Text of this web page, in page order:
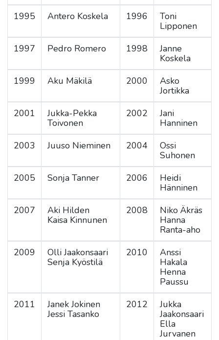
1995
Antero Koskela 1996
Toni
Lipponen
1997
Pedro Romero 1998
Janne
Koskela
1999
Aku Mäkilä 2000
Asko
Jortikka
2001
Jukka-Pekka
Toivonen
2002
Jani
Hanninen
2003
Juuso Nieminen 2004
Ossi
Suhonen
2005
Sonja Tanner 2006
Heidi
Hänninen
2007
Aki Hilden
Kaisa Kinnunen
2008
Niko Äkräs
Hanna
Ranta-aho
2009
Olli Jaakonsaari
Senja Kyöstilä
2010
Anssi
Hakala
Henna
Paussu
2011
Janek Jokinen
Jessi Tasanko
2012
Jukka
Jaakonsaari
Ella
Jurvanen